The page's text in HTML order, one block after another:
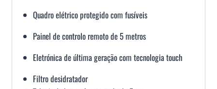
Quadro elétrico protegido com fusíveis
Painel de controlo remoto de 5 metros
Eletrónica de última geração com tecnologia touch
Filtro desidratador